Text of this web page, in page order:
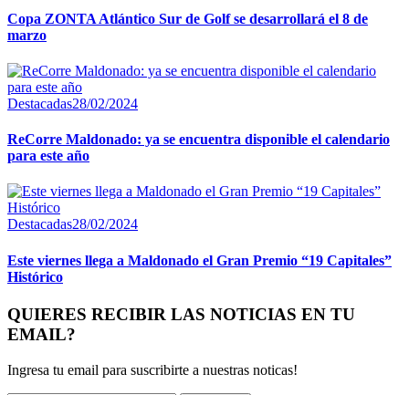
Copa ZONTA Atlántico Sur de Golf se desarrollará el 8 de
marzo
Destacadas28/02/2024
ReCorre Maldonado: ya se encuentra disponible el calendario
para este año
Destacadas28/02/2024
Este viernes llega a Maldonado el Gran Premio “19 Capitales”
Histórico
QUIERES RECIBIR LAS NOTICIAS EN TU
EMAIL?
Ingresa tu email para suscribirte a nuestras noticas!